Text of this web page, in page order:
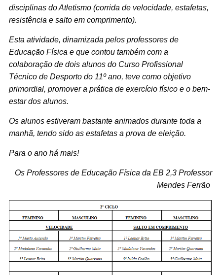
disciplinas do Atletismo (corrida de velocidade, estafetas,
resistência e salto em comprimento).
Esta atividade, dinamizada pelos professores de
Educação Física e que contou também com a
colaboração de dois alunos do Curso Profissional
Técnico de Desporto do 11º ano, teve como objetivo
primordial, promover a prática de exercício físico e o bem-
estar dos alunos.
Os alunos estiveram bastante animados durante toda a
manhã, tendo sido as estafetas a prova de eleição.
Para o ano há mais!
Os Professores de Educação Física da EB 2,3 Professor
Mendes Ferrão